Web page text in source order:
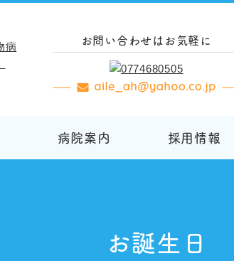
お問い合わせはお気軽に
病院案内 採用情報
お誕生日